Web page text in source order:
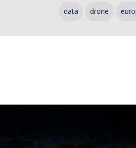
data drone